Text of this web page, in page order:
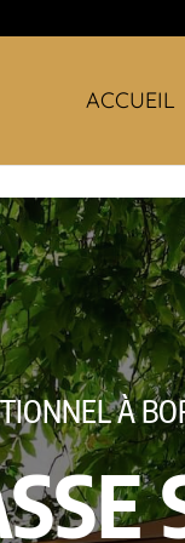
ACCUEIL
accueillera
À